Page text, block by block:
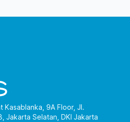
9A Floor, Jl.
Jakarta Selatan, DKI Jakarta